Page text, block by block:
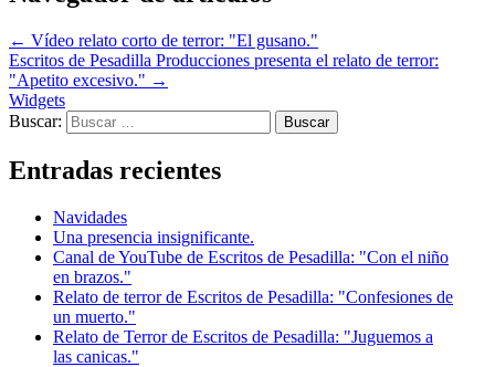
← Vídeo relato corto de terror: "El gusano."
Escritos de Pesadilla Producciones presenta el relato de terror:
"Apetito excesivo." →
Widgets
Buscar:
Entradas recientes
Navidades
Una presencia insignificante.
Canal de YouTube de Escritos de Pesadilla: "Con el niño
en brazos."
Relato de terror de Escritos de Pesadilla: "Confesiones de
un muerto."
Relato de Terror de Escritos de Pesadilla: "Juguemos a
las canicas."